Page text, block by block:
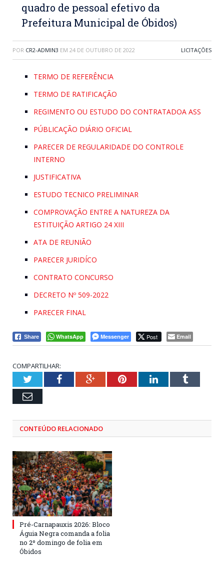
quadro de pessoal efetivo da
Prefeitura Municipal de Óbidos)
POR CR2-ADMIN3 EM 24 DE OUTUBRO DE 2022 LICITAÇÕES
TERMO DE REFERÊNCIA
TERMO DE RATIFICAÇÃO
REGIMENTO OU ESTUDO DO CONTRATADOA ASS
PÚBLICAÇÃO DIÁRIO OFICIAL
PARECER DE REGULARIDADE DO CONTROLE
INTERNO
JUSTIFICATIVA
ESTUDO TECNICO PRELIMINAR
COMPROVAÇÃO ENTRE A NATUREZA DA
ESTITUIÇÃO ARTIGO 24 XIII
ATA DE REUNIÃO
PARECER JURIDÍCO
CONTRATO CONCURSO
DECRETO Nº 509-2022
PARECER FINAL
Share WhatsApp Messenger Post Email
COMPARTILHAR:
TwitterFacebookGoogle+PinterestLinkedInTumblr
Email
CONTEÚDO RELACIONADO
Pré-Carnapauxis 2026: Bloco
Águia Negra comanda a folia
no 2º domingo de folia em
Óbidos